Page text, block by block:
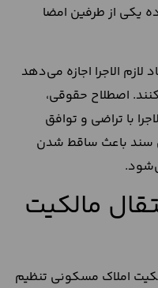
یکی از طرفین امضا
الاجرا اجازه می‌دهد
اصطلاح حقوقی،
با تراضی و توافق
سند باعث ساقط شدن
مالکیت
املاک مسکونی تنظیم